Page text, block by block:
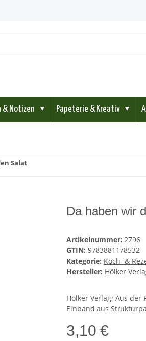
& Notizen ▼ Papeterie & Kreativ ▼
Salat
Da haben wir
Artikelnummer: 2796
GTIN: 9783881178532
Kategorie: Koch- &
Hersteller: Hölker
Hölker Verlag; Aus der
Einband aus
3,10 €